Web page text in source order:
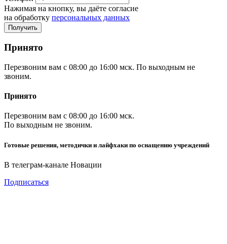
Нажимая на кнопку, вы даёте согласие
на обработку персональных данных
Принято
Перезвоним вам с 08:00 до 16:00 мск. По выходным не
звоним.
Принято
Перезвоним вам с 08:00 до 16:00 мск.
По выходным не звоним.
Готовые решения, методички и лайфхаки по оснащению учреждений
В телеграм-канале Новации
Подписаться